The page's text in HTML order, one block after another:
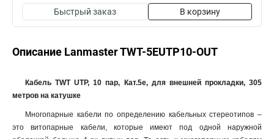
Быстрый заказ В корзину
Описание Lanmaster TWT-5EUTP10-OUT
Кабель TWT UTP, 10 пар, Кат.5e, для внешней прокладки, 305
метров на катушке
Многопарные кабели по определению кабельных стереотипов –
это витопарные кабели, которые имеют под одной наружной